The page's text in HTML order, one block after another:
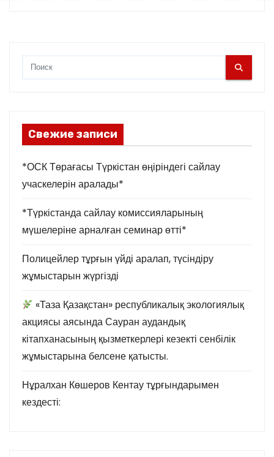
Свежие записи
*ОСК Төрағасы Түркістан өңіріндегі сайлау
учаскелерін аралады*
*Түркістанда сайлау комиссияларының
мүшелеріне арналған семинар өтті*
Полицейлер тұрғын үйді аралап, түсіндіру
жұмыстарын жүргізді
«Таза Қазақстан» республикалық экологиялық
акциясы аясында Сауран аудандық
кітапханасының қызметкерлері кезекті сенбілік
жұмыстарына белсене қатысты.
Нұралхан Көшеров Кентау тұрғындарымен
кездесті: